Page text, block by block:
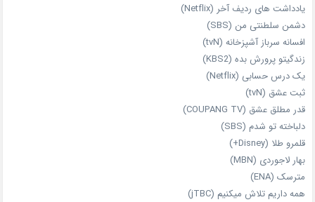
یادداشت‌ های ردیف آخر (Netflix)
دشمن سلطنتی من (SBS)
افسانه سرباز آشپزخانه (tvN)
زندگیتو پرورش بده (KBS2)
یک درس حسابی (Netflix)
ثبت عشق (tvN)
قدر مطلق عشق (COUPANG TV)
دلباخته تو شدم (SBS)
قلمرو طلا (Disney+)
بهار لاجوردی (MBN)
مترسک (ENA)
همه داریم تلاش میکنیم (jTBC)